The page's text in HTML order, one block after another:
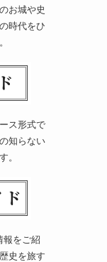
お城や史
時代をひ
ス形式で
知らない
。
報をご紹
史を旅す